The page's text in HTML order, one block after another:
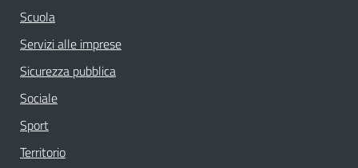
Scuola
Servizi alle imprese
Sicurezza pubblica
Sociale
Sport
Territorio